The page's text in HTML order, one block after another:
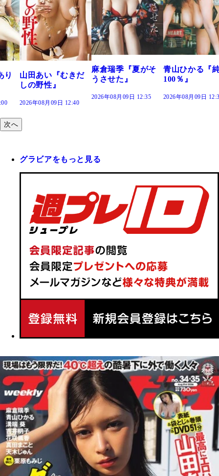
だ
麻倉瑞季『夏がそ
うさせた』
青山ひかる『純度
100％』
2026年08月09日 12:30
溝端 葵『もう
つの、あおい
で。』
2026年08月09日
次へ
グラビアをもっと見る